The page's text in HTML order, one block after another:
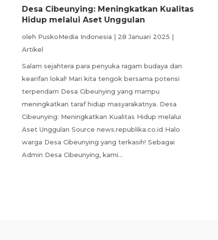
Desa Cibeunying: Meningkatkan Kualitas
Hidup melalui Aset Unggulan
oleh PuskoMedia Indonesia | 28 Januari 2025 |
Artikel
Salam sejahtera para penyuka ragam budaya dan
kearifan lokal! Mari kita tengok bersama potensi
terpendam Desa Cibeunying yang mampu
meningkatkan taraf hidup masyarakatnya. Desa
Cibeunying: Meningkatkan Kualitas Hidup melalui
Aset Unggulan Source news.republika.co.id Halo
warga Desa Cibeunying yang terkasih! Sebagai
Admin Desa Cibeunying, kami...